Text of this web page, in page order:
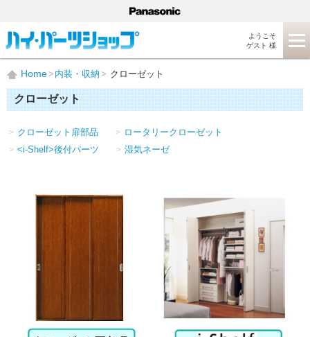
ようこそ
ゲスト 様
Home 内装・収納 クローゼット
クローゼット
クローゼット扉部品
ロータリークローゼット
<i-Shelf>後付パーツ
湿気ネーゼ